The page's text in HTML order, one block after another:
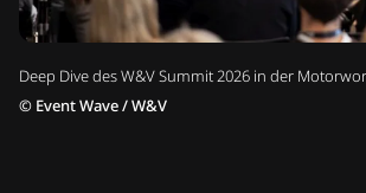
Deep Dive des W&V Summit 2026 in der
© Event Wave / W&V